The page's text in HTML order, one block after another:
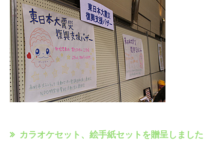
カラオケセット、絵手紙セットを贈呈しました